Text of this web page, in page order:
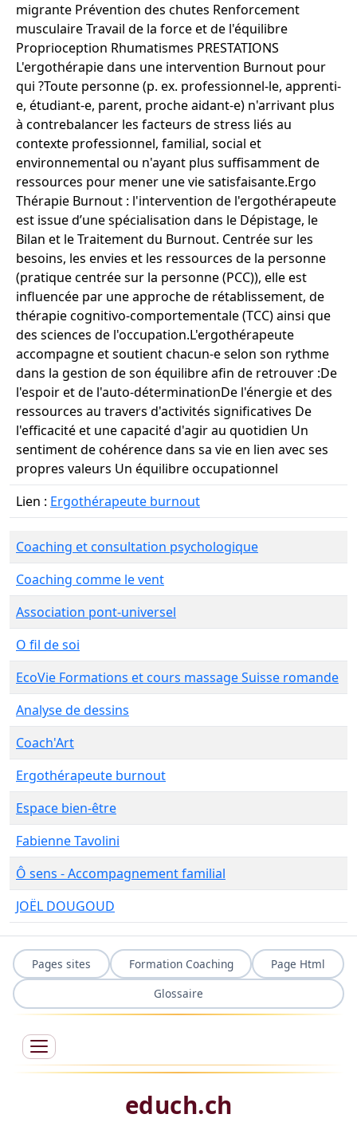
migrante Prévention des chutes Renforcement
musculaire Travail de la force et de l'équilibre
Proprioception Rhumatismes PRESTATIONS
L'ergothérapie dans une intervention Burnout pour
qui ? ​ Toute personne (p. ex. professionnel-le, apprenti-
e, étudiant-e, parent, proche aidant-e) n'arrivant plus
à contrebalancer les facteurs de stress liés au
contexte professionnel, familial, social et
environnemental ou n'ayant plus suffisamment de
ressources pour mener une vie satisfaisante. ​ Ergo
Thérapie Burnout : l'intervention de l'ergothérapeute
est issue d’une spécialisation dans le Dépistage, le
Bilan et le Traitement du Burnout. Centrée sur les
besoins, les envies et les ressources de la personne
(pratique centrée sur la personne (PCC)), elle est
influencée par une approche de rétablissement, de
thérapie cognitivo-comportementale (TCC) ainsi que
des sciences de l'occupation. ​ L'ergothérapeute
accompagne et soutient chacun-e selon son rythme
dans la gestion de son équilibre afin de retrouver : ​ ​​De
l'espoir et de l'auto-détermination ​De l'énergie et des
ressources au travers d'activités significatives De
l'efficacité et une capacité d'agir au quotidien Un
sentiment de cohérence dans sa vie en lien avec ses
propres valeurs Un équilibre occupationnel ​
Lien : Ergothérapeute burnout
Coaching et consultation psychologique
Coaching comme le vent
Association pont-universel
O fil de soi
EcoVie Formations et cours massage Suisse romande
Analyse de dessins
Coach'Art
Ergothérapeute burnout
Espace bien-être
Fabienne Tavolini
Ô sens - Accompagnement familial
JOËL DOUGOUD
Pages sites Formation Coaching
Page Html
Glossaire
educh.ch